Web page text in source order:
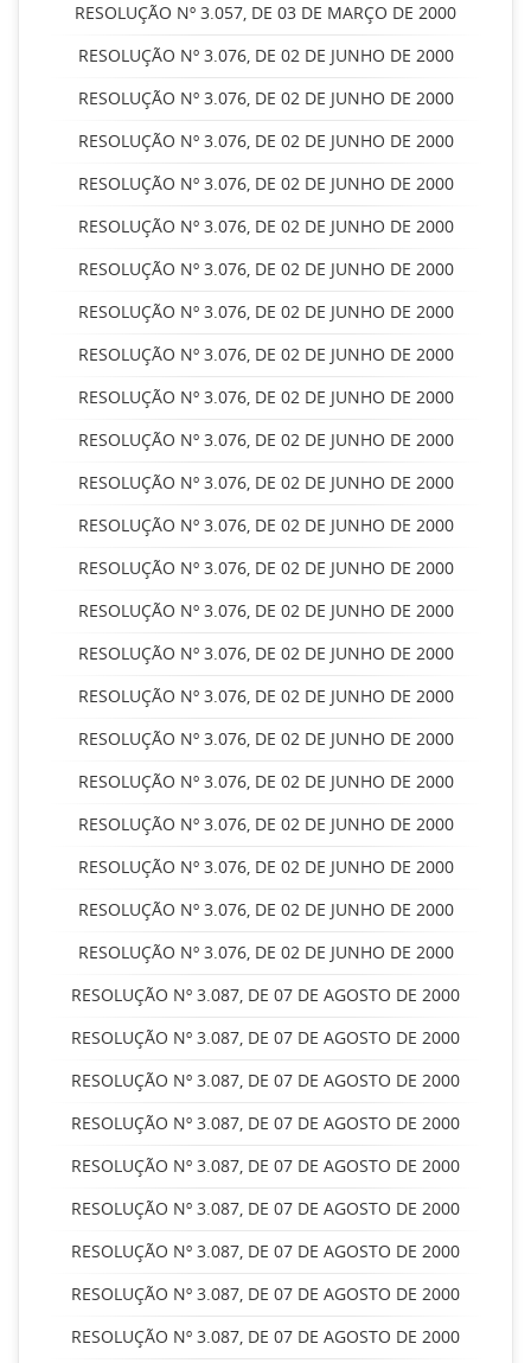
RESOLUÇÃO Nº 3.057, DE 03 DE MARÇO DE 2000
RESOLUÇÃO Nº 3.076, DE 02 DE JUNHO DE 2000
RESOLUÇÃO Nº 3.076, DE 02 DE JUNHO DE 2000
RESOLUÇÃO Nº 3.076, DE 02 DE JUNHO DE 2000
RESOLUÇÃO Nº 3.076, DE 02 DE JUNHO DE 2000
RESOLUÇÃO Nº 3.076, DE 02 DE JUNHO DE 2000
RESOLUÇÃO Nº 3.076, DE 02 DE JUNHO DE 2000
RESOLUÇÃO Nº 3.076, DE 02 DE JUNHO DE 2000
RESOLUÇÃO Nº 3.076, DE 02 DE JUNHO DE 2000
RESOLUÇÃO Nº 3.076, DE 02 DE JUNHO DE 2000
RESOLUÇÃO Nº 3.076, DE 02 DE JUNHO DE 2000
RESOLUÇÃO Nº 3.076, DE 02 DE JUNHO DE 2000
RESOLUÇÃO Nº 3.076, DE 02 DE JUNHO DE 2000
RESOLUÇÃO Nº 3.076, DE 02 DE JUNHO DE 2000
RESOLUÇÃO Nº 3.076, DE 02 DE JUNHO DE 2000
RESOLUÇÃO Nº 3.076, DE 02 DE JUNHO DE 2000
RESOLUÇÃO Nº 3.076, DE 02 DE JUNHO DE 2000
RESOLUÇÃO Nº 3.076, DE 02 DE JUNHO DE 2000
RESOLUÇÃO Nº 3.076, DE 02 DE JUNHO DE 2000
RESOLUÇÃO Nº 3.076, DE 02 DE JUNHO DE 2000
RESOLUÇÃO Nº 3.076, DE 02 DE JUNHO DE 2000
RESOLUÇÃO Nº 3.076, DE 02 DE JUNHO DE 2000
RESOLUÇÃO Nº 3.076, DE 02 DE JUNHO DE 2000
RESOLUÇÃO Nº 3.087, DE 07 DE AGOSTO DE 2000
RESOLUÇÃO Nº 3.087, DE 07 DE AGOSTO DE 2000
RESOLUÇÃO Nº 3.087, DE 07 DE AGOSTO DE 2000
RESOLUÇÃO Nº 3.087, DE 07 DE AGOSTO DE 2000
RESOLUÇÃO Nº 3.087, DE 07 DE AGOSTO DE 2000
RESOLUÇÃO Nº 3.087, DE 07 DE AGOSTO DE 2000
RESOLUÇÃO Nº 3.087, DE 07 DE AGOSTO DE 2000
RESOLUÇÃO Nº 3.087, DE 07 DE AGOSTO DE 2000
RESOLUÇÃO Nº 3.087, DE 07 DE AGOSTO DE 2000